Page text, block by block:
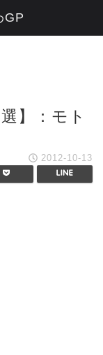
】：モト
2012-10-13
GP